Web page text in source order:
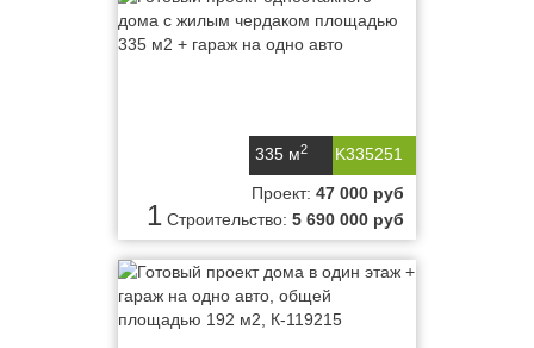
K335251
335 м2
1
Проект: 47 000 руб
Строительство: 5 690 000 руб